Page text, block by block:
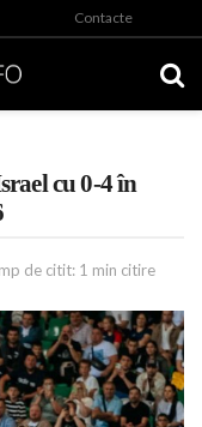
Contacte
cu 0-4 în
de citit: 1 min citire